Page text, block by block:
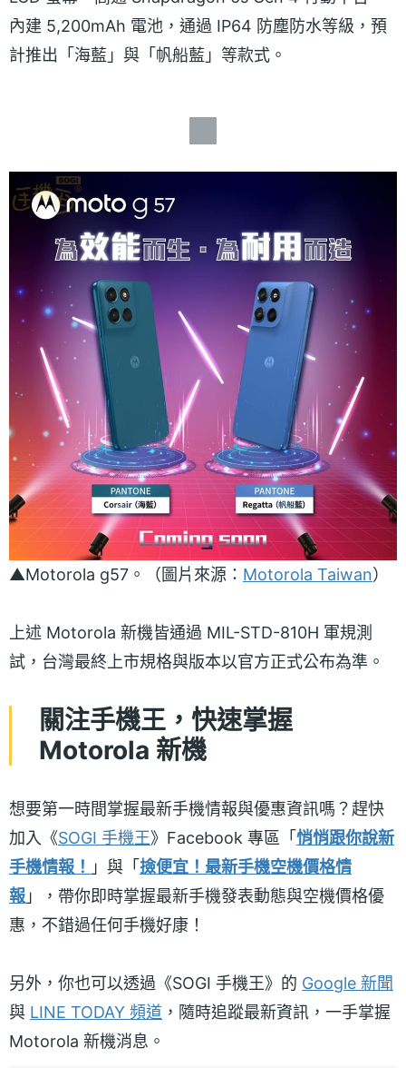
內建 5,200mAh 電池，通過 IP64 防塵防水等級，預
計推出「海藍」與「帆船藍」等款式。
▲Motorola g57。（圖片來源： Motorola Taiwan）
上述 Motorola 新機皆通過 MIL-STD-810H 軍規測
試，台灣最終上市規格與版本以官方正式公布為準。
關注手機王，快速掌握
Motorola 新機
想要第一時間掌握最新手機情報與優惠資訊嗎？趕快
加入《SOGI 手機王》Facebook 專區「悄悄跟你說新
手機情報！ 」與「撿便宜！最新手機空機價格情
報 」，帶你即時掌握最新手機發表動態與空機價格優
惠，不錯過任何手機好康！
另外，你也可以透過《SOGI 手機王》的 Google 新聞
與 LINE TODAY 頻道 ，隨時追蹤最新資訊，一手掌握
Motorola 新機消息。